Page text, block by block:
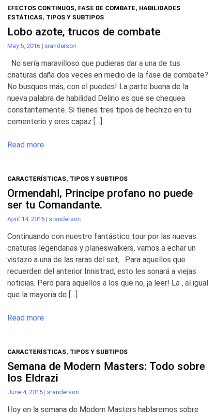
EFECTOS CONTINUOS, FASE DE COMBATE, HABILIDADES
ESTÁTICAS, TIPOS Y SUBTIPOS
Lobo azote, trucos de combate
May 5, 2016 | sranderson
No sería maravilloso que pudieras dar a una de tus
criaturas daña dos veces en medio de la fase de combate?
No busques más, con el puedes! La parte buena de la
nueva palabra de habilidad Delirio es que se chequea
constantemente. Si tienes tres tipos de hechizo en tu
cementerio y eres capaz […]
Read more.
CARACTERÍSTICAS, TIPOS Y SUBTIPOS
Ormendahl, Principe profano no puede
ser tu Comandante.
April 14, 2016 | sranderson
Continuando con nuestro fantástico tour por las nuevas
criaturas legendarias y planeswalkers, vamos a echar un
vistazo a una de las raras del set, . Para aquellos que
recuerden del anterior Innistrad, esto les sonará a viejas
noticias. Pero para aquellos a los que no, ¡a leer! La , al igual
que la mayoría de […]
Read more.
CARACTERÍSTICAS, TIPOS Y SUBTIPOS
Semana de Modern Masters: Todo sobre
los Eldrazi
June 4, 2015 | sranderson
Hoy en la semana de Modern Masters hablaremos sobre